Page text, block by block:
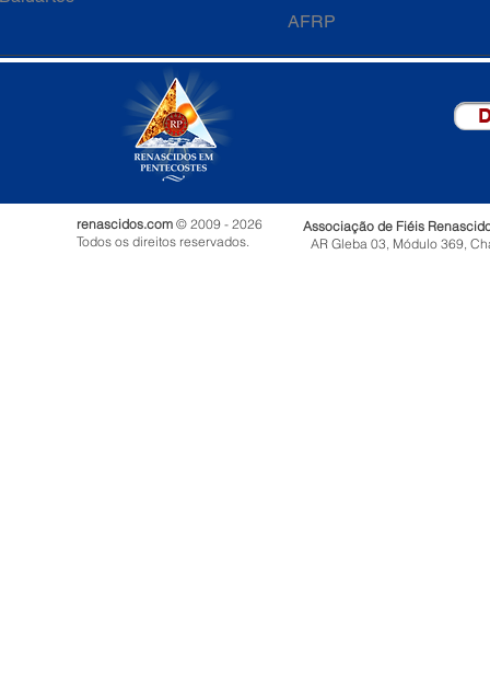
AFRP
renascidos.com © 2009 - 2026
Todos os direitos reservados.
Associação de Fiéis
AR Gleba 03, Módulo 369,